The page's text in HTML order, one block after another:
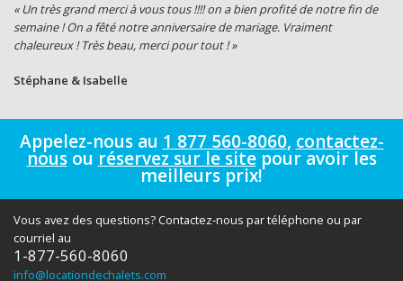
« Un très grand merci à vous tous !!!! on a bien profité de notre fin de
semaine ! On a fêté notre anniversaire de mariage. Vraiment
chaleureux ! Très beau, merci pour tout ! »
Stéphane & Isabelle
Appelez-nous au 1 877 560-8060, contactez-
nousou réservez sur le sitepour avoir les
meilleurs prix!
Vous avez des questions? Contactez-nous par téléphone ou par
courriel au
1-877-560-8060
info@locationdechalets.com